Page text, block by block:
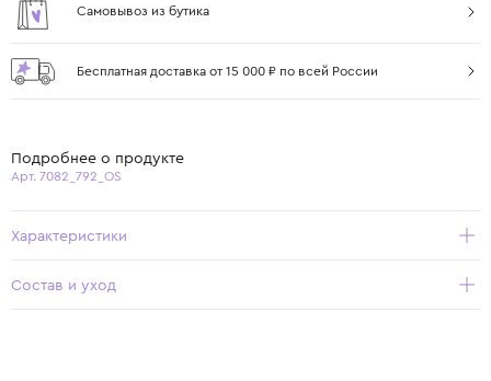
Самовывоз из бутика
Бесплатная доставка от 15 000 ₽ по всей России
Подробнее о продукте
Арт. 7082_792_OS
Характеристики
Состав и уход